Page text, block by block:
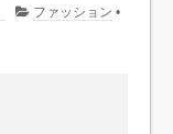
ファッション •